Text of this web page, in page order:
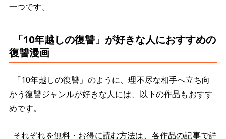
一つです。
「10年越しの復讐」が好きな人におすすめの
復讐漫画
「10年越しの復讐」のように、理不尽な相手へ立ち向
かう復讐ジャンルが好きな人には、以下の作品もおすす
めです。
それぞれを無料・お得に読む方法は、各作品の記事で詳